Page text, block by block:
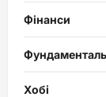
Фінанси
Хобі